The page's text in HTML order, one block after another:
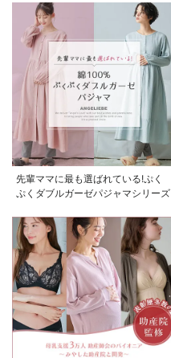
先輩ママに最も選ばれている!ぷく
ぷくダブルガーゼパジャマシリーズ